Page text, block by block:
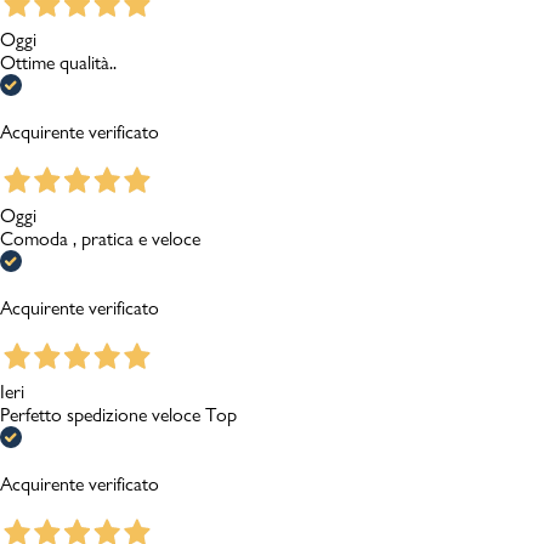
Oggi
Ottime qualità..
Acquirente verificato
Oggi
Comoda , pratica e veloce
Acquirente verificato
Ieri
Perfetto spedizione veloce Top
Acquirente verificato